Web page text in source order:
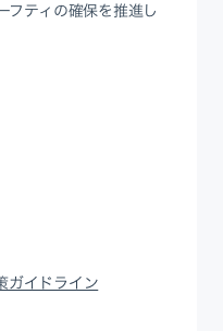
フティの確保を推進し
ガイドライン